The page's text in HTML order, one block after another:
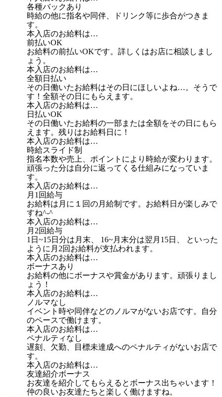
各種バックあり
時給の他に指名や同伴、ドリンク等に歩合がつきま
す。
本入店のお給料は…
前払いOK
お給料の前払いOKです。詳しくはお店に相談しまし
ょう。
本入店のお給料は…
全額日払い
その日働いたお給料はその日にほしいよね…。そうで
す！全額その日にもらえます。
本入店のお給料は…
日払いOK
その日働いたお給料の一部または全額をその日にもら
えます。残りはお給料日に！
本入店のお給料は…
時給スライド制
指名本数や売上、ポイントにより時給が変わります。
頑張った分は自分に返ってくる仕組みになっていま
す。
本入店のお給料は…
月1回給与
お給料は月に１回の月給制です。お給料日が楽しみで
すね^-^
本入店のお給料は…
月2回給与
1日~15日分は月末、 16~月末分は翌月15日、 といった
ように月2回お給料が支払われます。
本入店のお給料は…
ボーナスあり
お給料の他にボーナスや賞金があります。頑張りまし
ょう！
本入店のお給料は…
ノルマなし
イベント時や同伴などのノルマがないお店です。自分
のペースで働けます。
本入店のお給料は…
ペナルティなし
遅刻、欠勤、目標未達成へのペナルティがないお店で
す。
本入店のお給料は…
友達紹介ボーナス
お友達を紹介してもらえるとボーナス出ちゃいます！
仲の良いお友達たちと楽しく働けますね。